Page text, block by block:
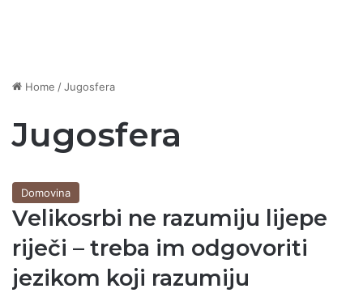
Home /Jugosfera
Jugosfera
Domovina
Velikosrbi ne razumiju lijepe
riječi – treba im odgovoriti
jezikom koji razumiju